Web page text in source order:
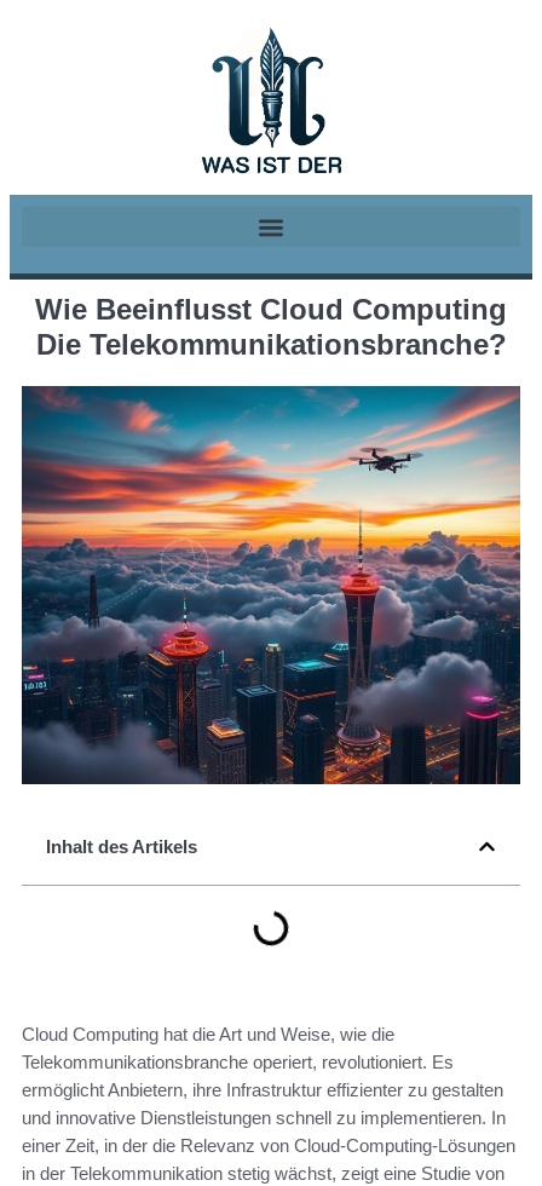
Wie Beeinflusst Cloud Computing
Die Telekommunikationsbranche?
Inhalt des Artikels
Cloud Computing hat die Art und Weise, wie die
Telekommunikationsbranche operiert, revolutioniert. Es
ermöglicht Anbietern, ihre Infrastruktur effizienter zu gestalten
und innovative Dienstleistungen schnell zu implementieren. In
einer Zeit, in der die Relevanz von Cloud-Computing-Lösungen
in der Telekommunikation stetig wächst, zeigt eine Studie von